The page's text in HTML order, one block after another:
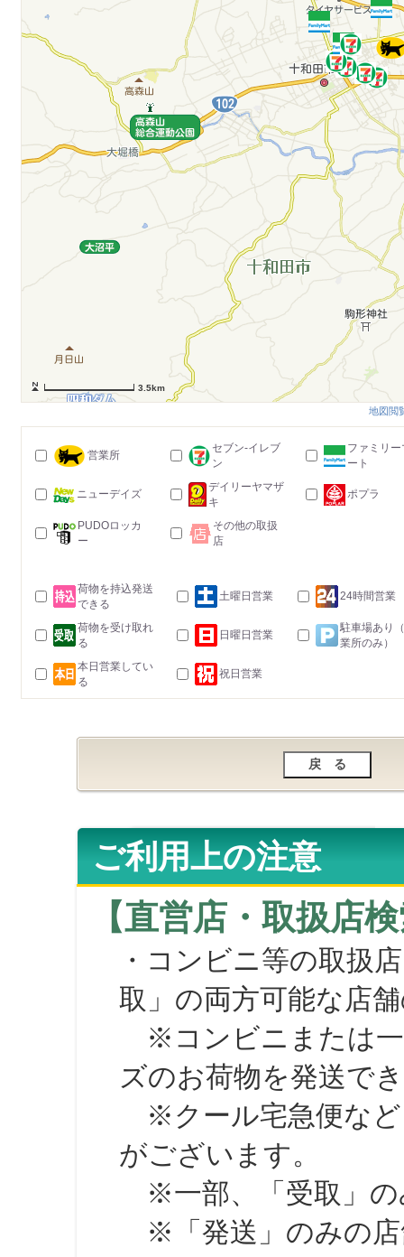
3.5km
地図閲
営業所
セブン-イレブ
ン
ファミリー
ート
ニューデイズ
デイリーヤマザ
キ
ポプラ
PUDOロッカ
ー
その他の取扱
店
荷物を持込発送
できる
土曜日営業 24時間営業
荷物を受け取れ
る
日曜日営業
駐車場あり
業所のみ）
本日営業してい
る
祝日営業
ご利用上の注意
【直営店・取扱店
・コンビニ等の取扱
取」の両方可能な店
※コンビニまたは一
ズのお荷物を発送で
※クール宅急便など
がございます。
※一部、「受取」の
※「発送」のみの店